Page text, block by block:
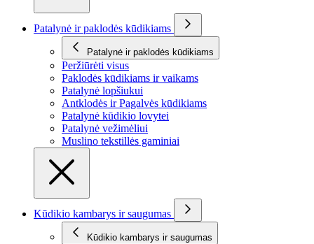
Patalynė ir paklodės kūdikiams
Patalynė ir paklodės kūdikiams
Peržiūrėti visus
Paklodės kūdikiams ir vaikams
Patalynė lopšiukui
Antklodės ir Pagalvės kūdikiams
Patalynė kūdikio lovytei
Patalynė vežimėliui
Muslino tekstillės gaminiai
Kūdikio kambarys ir saugumas
Kūdikio kambarys ir saugumas